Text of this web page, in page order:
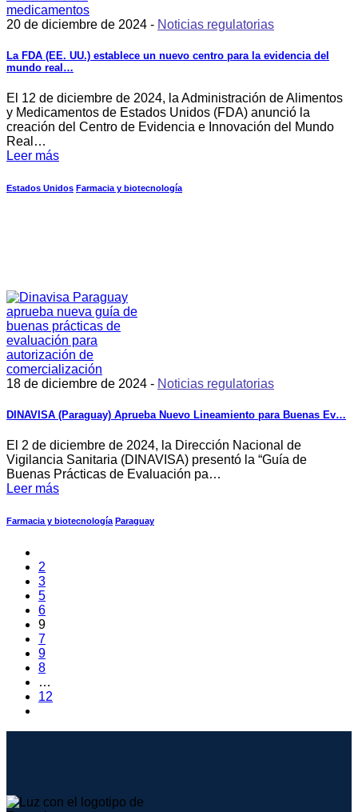
20 de diciembre de 2024 - Noticias regulatorias
La FDA (EE. UU.) establece un nuevo centro para la evidencia del
mundo real…
El 12 de diciembre de 2024, la Administración de Alimentos
y Medicamentos de Estados Unidos (FDA) anunció la
creación del Centro de Evidencia e Innovación del Mundo
Real…
Leer más
Estados Unidos Farmacia y biotecnología
18 de diciembre de 2024 - Noticias regulatorias
DINAVISA (Paraguay) Aprueba Nuevo Lineamiento para Buenas Ev…
El 2 de diciembre de 2024, la Dirección Nacional de
Vigilancia Sanitaria (DINAVISA) presentó la “Guía de
Buenas Prácticas de Evaluación pa…
Leer más
Farmacia y biotecnología Paraguay
2
3
5
6
9
7
9
8
…
12